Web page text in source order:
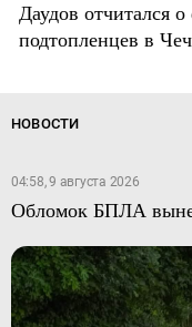
Даудов отчитался
подтопленцев в
НОВОСТИ
04:58, 9 августа 2026
Обломок БПЛА